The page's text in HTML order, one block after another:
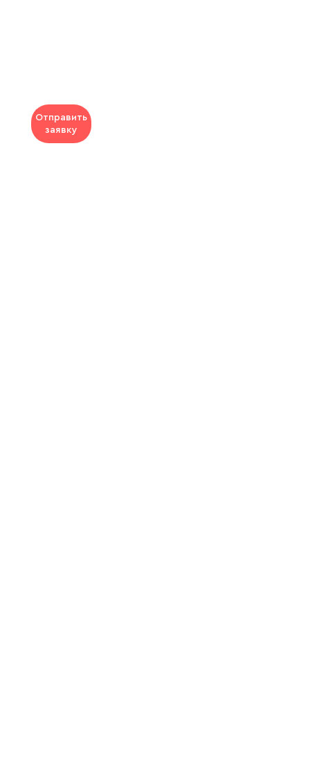
Отправить
заявку